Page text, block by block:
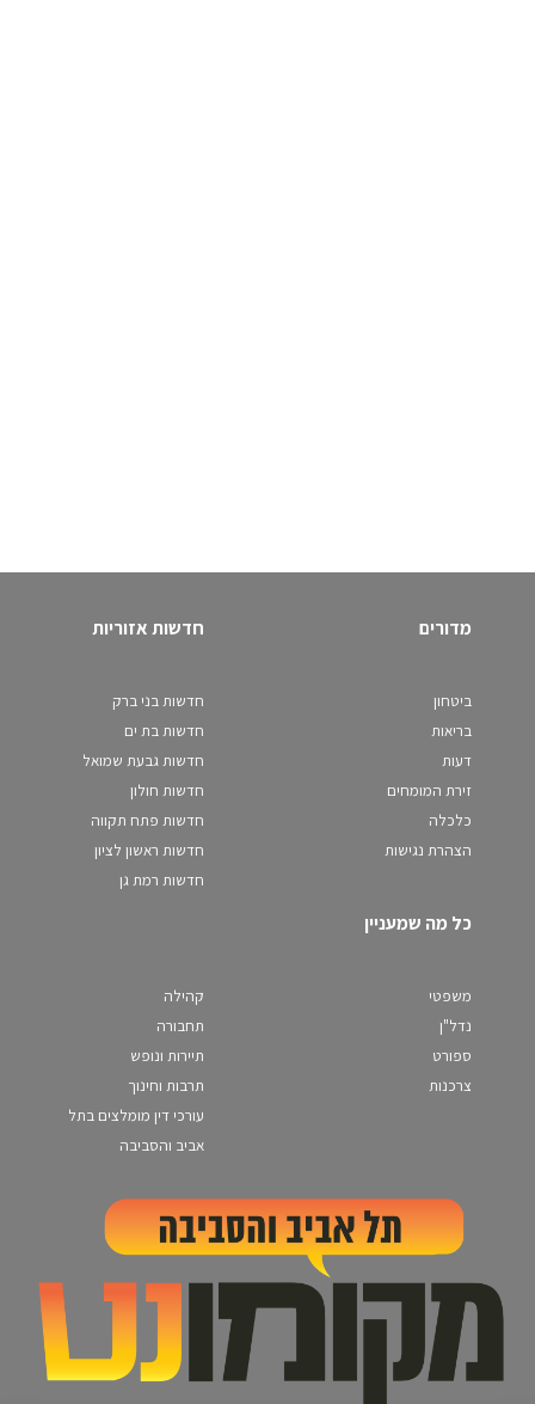
מדורים
ביטחון
בריאות
דעות
זירת המומחים
כלכלה
הצהרת נגישות
חדשות אזוריות
חדשות בני ברק
חדשות בת ים
חדשות גבעת שמואל
חדשות חולון
חדשות פתח תקווה
חדשות ראשון לציון
חדשות רמת גן
כל מה שמעניין
משפטי
נדל"ן
ספורט
צרכנות
קהילה
תחבורה
תיירות ונופש
תרבות וחינוך
עורכי דין מומלצים בתל
אביב והסביבה